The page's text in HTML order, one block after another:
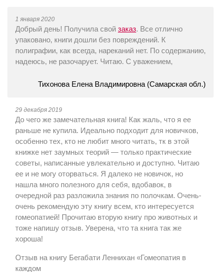
1 января 2020
Добрый день! Получила свой заказ. Все отлично
упаковано, книги дошли без повреждений. К
полиграфии, как всегда, нареканий нет. По содержанию,
надеюсь, не разочарует. Читаю. С уважением,
Тихонова Елена Владимировна (Самарская обл.)
29 декабря 2019
До чего же замечательная книга! Как жаль, что я ее
раньше не купила. Идеально подходит для новичков,
особенно тех, кто не любит много читать, тк в этой
книжке нет заумных теорий — только практические
советы, написанные увлекательно и доступно. Читаю
ее и не могу оторваться. Я далеко не новичок, но
нашла много полезного для себя, вдобавок, в
очередной раз разложила знания по полочкам. Очень-
очень рекомендую эту книгу всем, кто интересуется
гомеопатией! Прочитаю вторую книгу про животных и
тоже напишу отзыв. Уверена, что та книга так же
хороша!
Отзыв на книгу Бегабати Леннихан «Гомеопатия в
каждом